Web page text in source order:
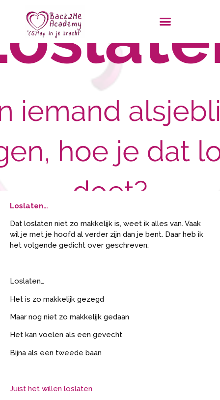
Loslaten…
Dat loslaten niet zo makkelijk is, weet ik alles van. Vaak
wil je met je hoofd al verder zijn dan je bent. Daar heb ik
het volgende gedicht over geschreven:
Loslaten…
Het is zo makkelijk gezegd
Maar nog niet zo makkelijk gedaan
Het kan voelen als een gevecht
Bijna als een tweede baan
Juist het willen loslaten